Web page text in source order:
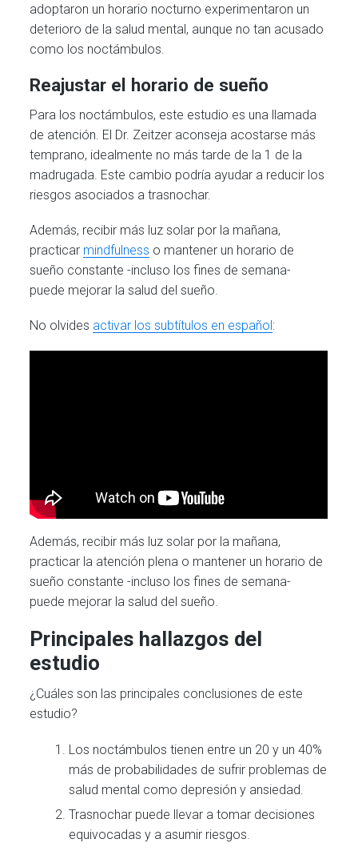
adoptaron un horario nocturno experimentaron un
deterioro de la salud mental, aunque no tan acusado
como los noctámbulos.
Reajustar el horario de sueño
Para los noctámbulos, este estudio es una llamada
de atención. El Dr. Zeitzer aconseja acostarse más
temprano, idealmente no más tarde de la 1 de la
madrugada. Este cambio podría ayudar a reducir los
riesgos asociados a trasnochar.
Además, recibir más luz solar por la mañana,
practicar mindfulness o mantener un horario de
sueño constante -incluso los fines de semana-
puede mejorar la salud del sueño.
No olvides activar los subtítulos en español:
Además, recibir más luz solar por la mañana,
practicar la atención plena o mantener un horario de
sueño constante -incluso los fines de semana-
puede mejorar la salud del sueño.
Principales hallazgos del
estudio
¿Cuáles son las principales conclusiones de este
estudio?
Los noctámbulos tienen entre un 20 y un 40%
más de probabilidades de sufrir problemas de
salud mental como depresión y ansiedad.
Trasnochar puede llevar a tomar decisiones
equivocadas y a asumir riesgos.